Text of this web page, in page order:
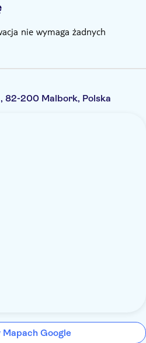
nie wymaga żadnych
82-200 Malbork, Polska
Google